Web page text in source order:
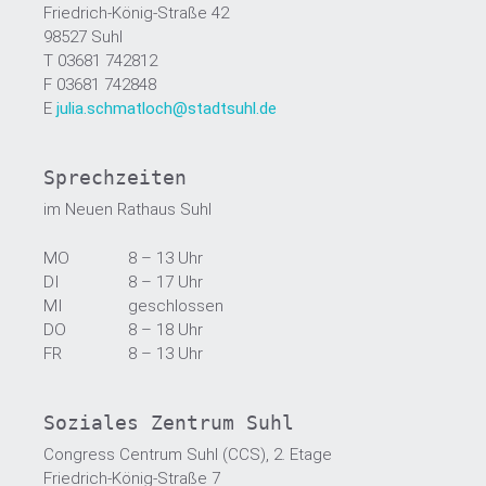
Friedrich-König-Straße 42
98527 Suhl
T 03681 742812
F 03681 742848
E julia.schmatloch@stadtsuhl.de
Sprechzeiten
im Neuen Rathaus Suhl
MO
8 – 13 Uhr
DI
8 – 17 Uhr
MI
geschlossen
DO
8 – 18 Uhr
FR
8 – 13 Uhr
Soziales Zentrum Suhl
Congress Centrum Suhl (CCS), 2. Etage
Friedrich-König-Straße 7